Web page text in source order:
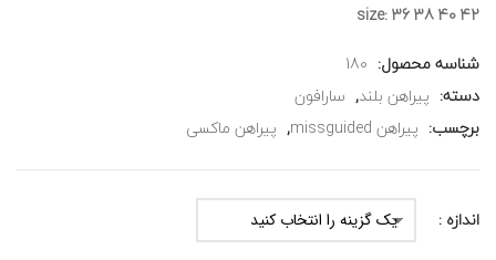
size: 36 38 40 42
شناسه محصول: 180
دسته: پیراهن بلند, سارافون
برچسب: پیراهن missguided , پیراهن ماکسی
اندازه :